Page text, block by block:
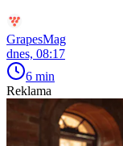
GrapesMag
dnes, 08:17
6 min
Reklama